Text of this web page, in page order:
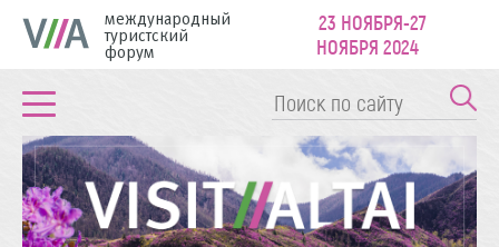
международный
туристский
форум
23 НОЯБРЯ-27
НОЯБРЯ 2024